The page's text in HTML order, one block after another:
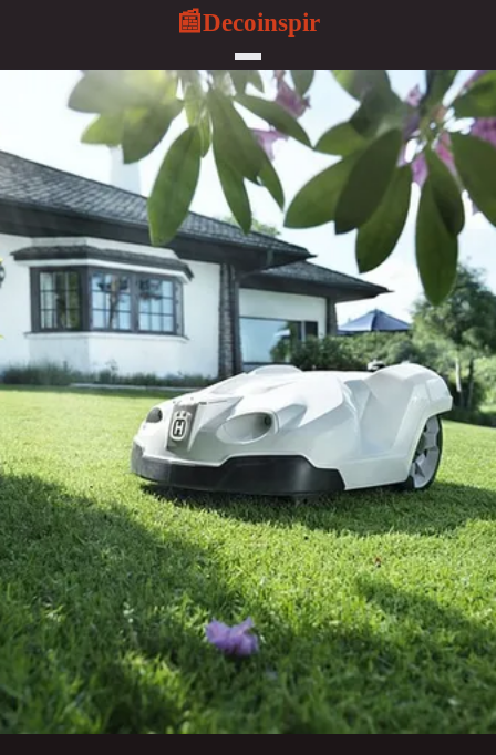
📰Decoinspir